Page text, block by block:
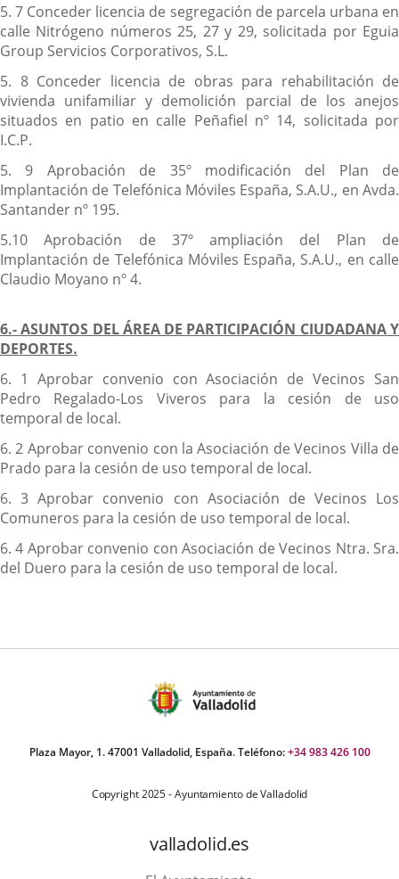
5. 7 Conceder licencia de segregación de parcela urbana en
calle Nitrógeno números 25, 27 y 29, solicitada por Eguia
Group Servicios Corporativos, S.L.
5. 8 Conceder licencia de obras para rehabilitación de
vivienda unifamiliar y demolición parcial de los anejos
situados en patio en calle Peñafiel nº 14, solicitada por
I.C.P.
5. 9 Aprobación de 35º modificación del Plan de
Implantación de Telefónica Móviles España, S.A.U., en Avda.
Santander nº 195.
5.10 Aprobación de 37º ampliación del Plan de
Implantación de Telefónica Móviles España, S.A.U., en calle
Claudio Moyano nº 4.
6.- ASUNTOS DEL ÁREA DE PARTICIPACIÓN CIUDADANA Y
DEPORTES.
6. 1 Aprobar convenio con Asociación de Vecinos San
Pedro Regalado-Los Viveros para la cesión de uso
temporal de local.
6. 2 Aprobar convenio con la Asociación de Vecinos Villa de
Prado para la cesión de uso temporal de local.
6. 3 Aprobar convenio con Asociación de Vecinos Los
Comuneros para la cesión de uso temporal de local.
6. 4 Aprobar convenio con Asociación de Vecinos Ntra. Sra.
del Duero para la cesión de uso temporal de local.
Plaza Mayor, 1. 47001 Valladolid, España. Teléfono:+34 983 426 100
Copyright 2025 - Ayuntamiento de Valladolid
valladolid.es